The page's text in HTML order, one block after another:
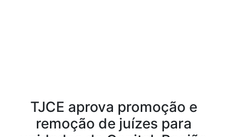
TJCE aprova promoção e
remoção de juízes para